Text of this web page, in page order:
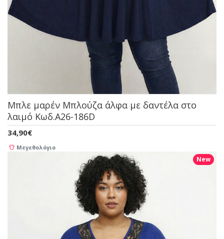
Μπλε μαρέν Μπλούζα άλφα με δαντέλα στο
λαιμό Κωδ.A26-186D
34,90€
Μεγεθολόγιο
New